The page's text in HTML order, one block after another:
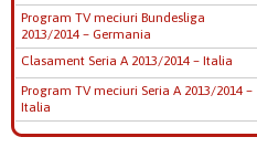
Program TV meciuri Bundesliga
2013/2014 – Germania
Clasament Seria A 2013/2014 – Italia
Program TV meciuri Seria A 2013/2014 –
Italia